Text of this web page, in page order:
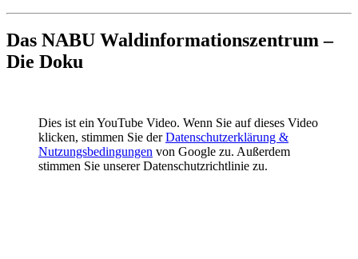
Das NABU Waldinformationszentrum –
Die Doku
Dies ist ein YouTube Video. Wenn Sie auf dieses Video
klicken, stimmen Sie derDatenschutzerklärung &
Nutzungsbedingungen von Google zu. Außerdem
stimmen Sie unserer Datenschutzrichtlinie zu.